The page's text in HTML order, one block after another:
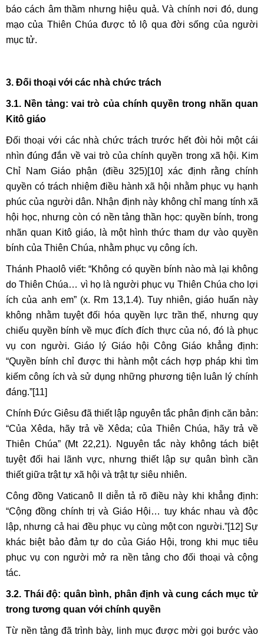
báo cách âm thầm nhưng hiệu quả. Và chính nơi đó, dung
mạo của Thiên Chúa được tỏ lộ qua đời sống của người
mục tử.
3. Đối thoại với các nhà chức trách
3.1. Nền tảng: vai trò của chính quyền trong nhãn quan
Kitô giáo
Đối thoại với các nhà chức trách trước hết đòi hỏi một cái
nhìn đúng đắn về vai trò của chính quyền trong xã hội. Kim
Chỉ Nam Giáo phận (điều 325)[10]
xác định rằng chính
quyền có trách nhiệm điều hành xã hội nhằm phục vụ hạnh
phúc của người dân. Nhận định này không chỉ mang tính xã
hội học, nhưng còn có nền tảng thần học: quyền bính, trong
nhãn quan Kitô giáo, là một hình thức tham dự vào quyền
bính của Thiên Chúa, nhằm phục vụ công ích.
Thánh Phaolô viết: “Không có quyền bính nào mà lại không
do Thiên Chúa… vì họ là người phục vụ Thiên Chúa cho lợi
ích của anh em” (x. Rm 13,1.4). Tuy nhiên, giáo huấn này
không nhằm tuyệt đối hóa quyền lực trần thế, nhưng quy
chiếu quyền bính về mục đích đích thực của nó, đó là phục
vụ con người. Giáo lý Giáo hội Công Giáo khẳng định:
“Quyền bính chỉ được thi hành một cách hợp pháp khi tìm
kiếm công ích và sử dụng những phương tiện luân lý chính
đáng.”[11]
Chính Đức Giêsu đã thiết lập nguyên tắc phân định căn bản:
“Của Xêda, hãy trả về Xêda; của Thiên Chúa, hãy trả về
Thiên Chúa” (Mt 22,21). Nguyên tắc này không tách biệt
tuyệt đối hai lãnh vực, nhưng thiết lập sự quân bình cần
thiết giữa trật tự xã hội và trật tự siêu nhiên.
Công đồng Vaticanô II diễn tả rõ điều này khi khẳng định:
“Cộng đồng chính trị và Giáo Hội… tuy khác nhau và độc
lập, nhưng cả hai đều phục vụ cùng một con người.”[12] Sự
khác biệt bảo đảm tự do của Giáo Hội, trong khi mục tiêu
phục vụ con người mở ra nền tảng cho đối thoại và cộng
tác.
3.2. Thái độ: quân bình, phân định và cung cách mục tử
trong tương quan với chính quyền
Từ nền tảng đã trình bày, linh mục được mời gọi bước vào